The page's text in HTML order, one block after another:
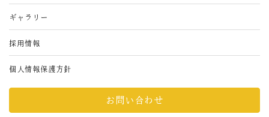
ギャラリー
採用情報
個人情報保護方針
お問い合わせ